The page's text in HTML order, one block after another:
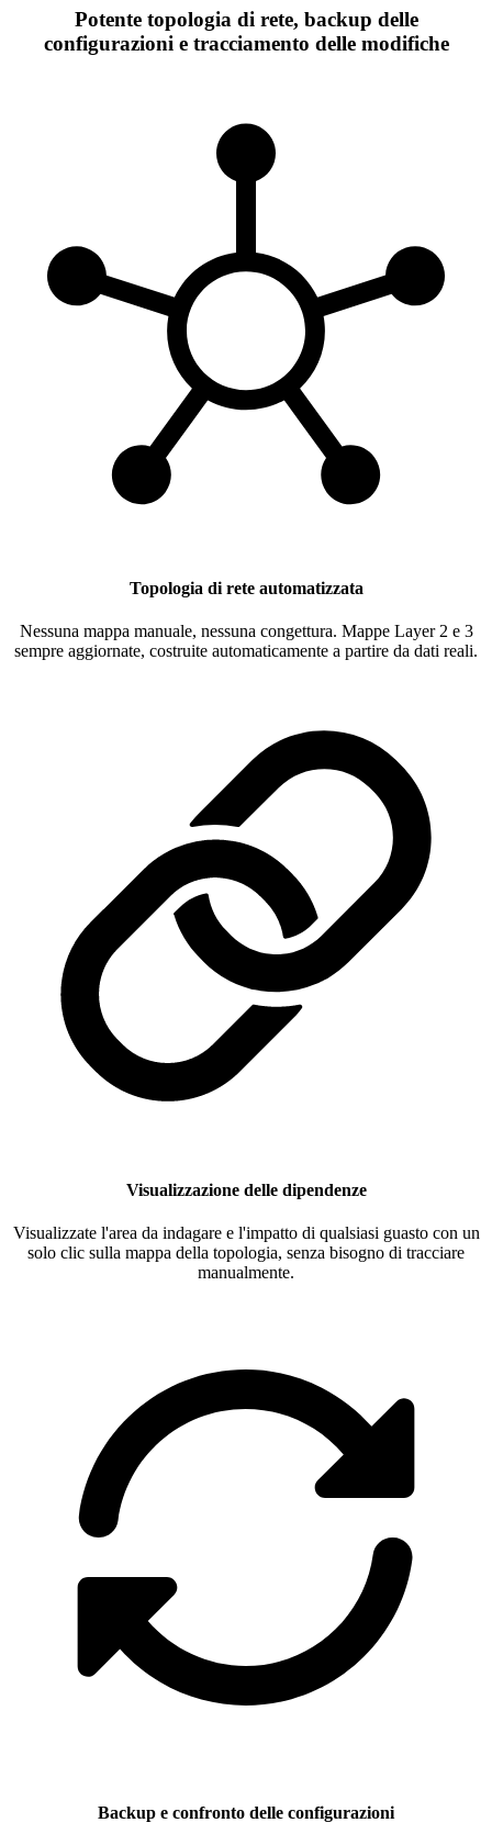
Potente topologia di rete, backup delle
configurazioni e tracciamento delle modifiche
Topologia di rete automatizzata
Nessuna mappa manuale, nessuna congettura. Mappe Layer 2 e 3
sempre aggiornate, costruite automaticamente a partire da dati reali.
Visualizzazione delle dipendenze
Visualizzate l'area da indagare e l'impatto di qualsiasi guasto con un
solo clic sulla mappa della topologia, senza bisogno di tracciare
manualmente.
Backup e confronto delle configurazioni